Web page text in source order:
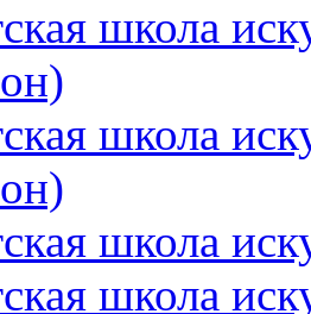
школа
школа
школа
школа